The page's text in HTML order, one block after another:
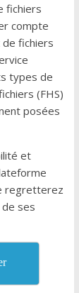
fichiers
compte
fichiers
types de
(FHS)
posées
et
regretterez
ses